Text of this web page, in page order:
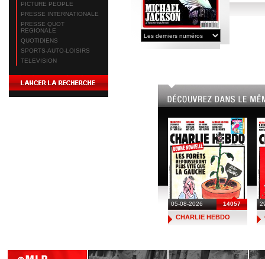
PICTURE PEOPLE
PRESSE INTERNATIONALE
PRESSE QUOT
REGIONALE
QUOTIDIENS
SPORTS-AUTO-LOISIRS
TELEVISION
05-08-2026 14057
CHARLIE HEBDO